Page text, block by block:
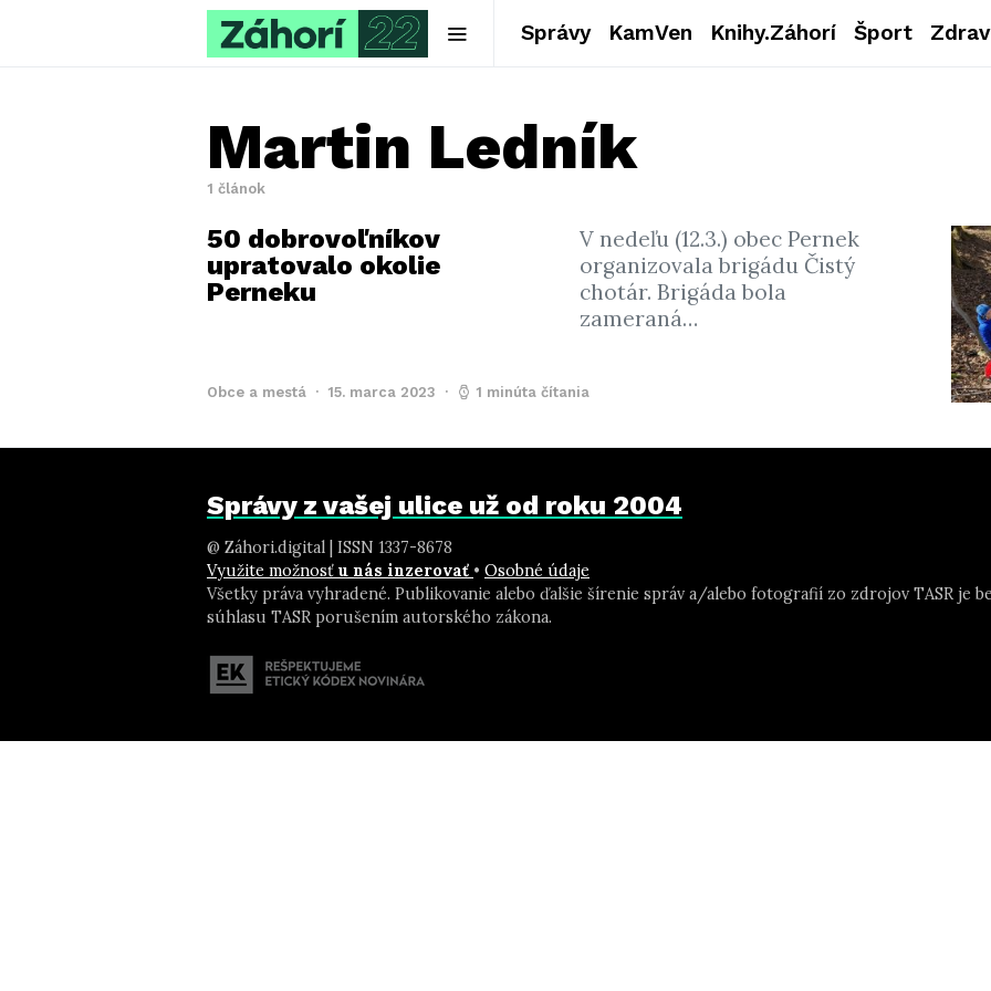
Správy KamVen Knihy.Záhorí Šport
Martin Ledník
1 článok
50 dobrovoľníkov
upratovalo okolie
Perneku
V nedeľu (12.3.) obec Pernek
organizovala brigádu Čistý
chotár. Brigáda bola
zameraná…
Obce a mestá 15. marca 2023 1 minúta čítania
Správy z vašej ulice už od roku 2004
@ Záhori.digital | ISSN 1337-8678
Využite možnosť u nás inzerovať • Osobné údaje
Všetky práva vyhradené. Publikovanie alebo ďalšie šírenie správ a/alebo fotografií zo zdrojov TASR je
súhlasu TASR porušením autorského zákona.